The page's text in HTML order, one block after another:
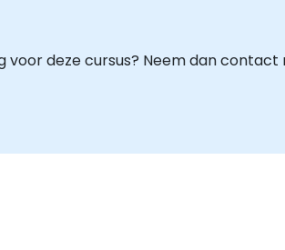
deze cursus? Neem dan